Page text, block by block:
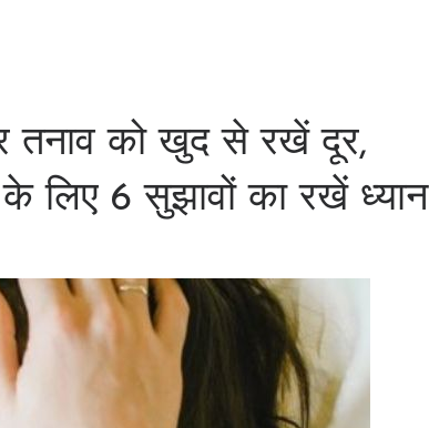
तनाव को खुद से रखें दूर,
लिए 6 सुझावों का रखें ध्यान